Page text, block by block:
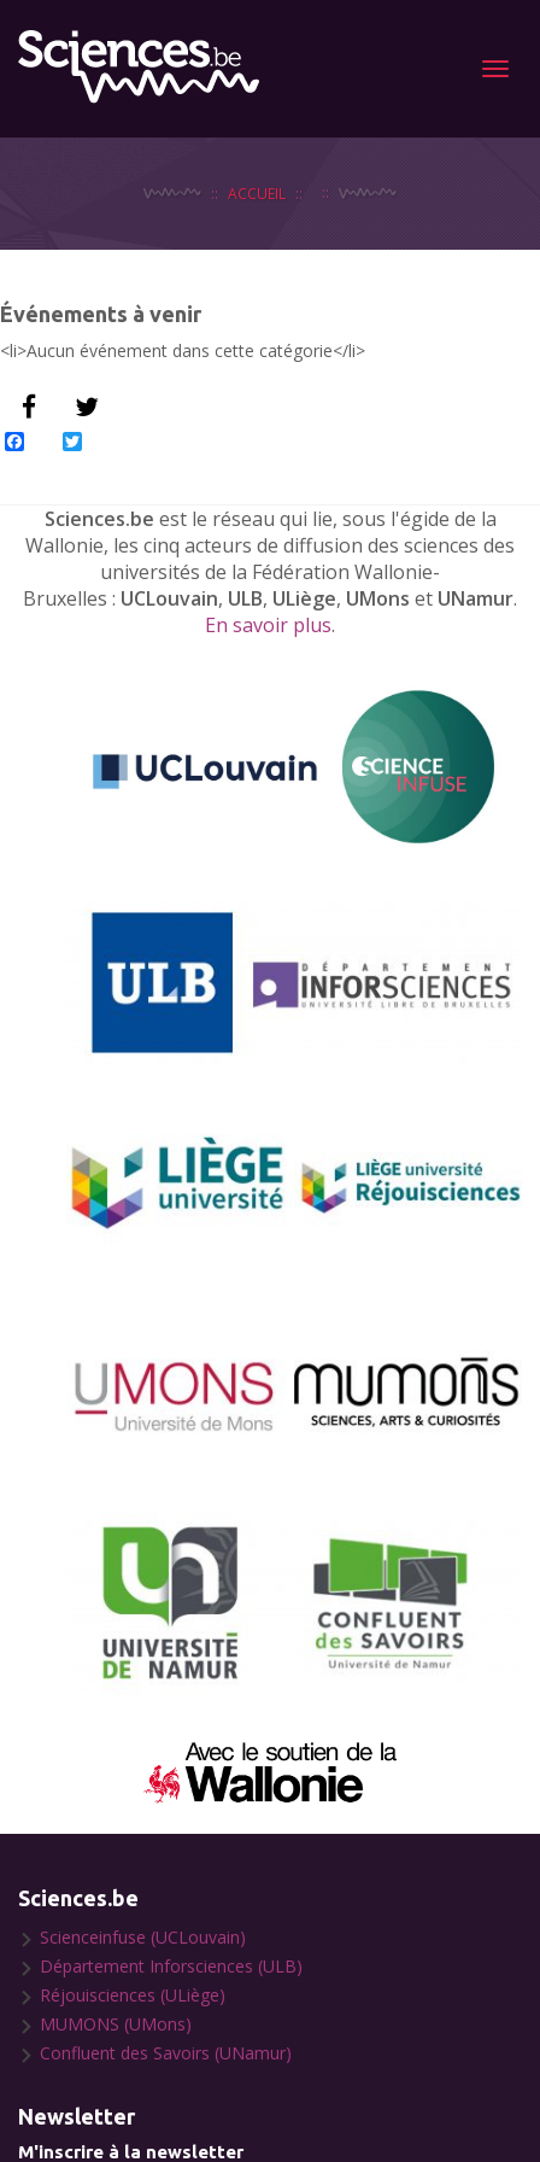
Menu
ACCUEIL
Événements à venir
<li>Aucun événement dans cette catégorie</li>
Facebook
Sciences.be est le réseau qui lie, sous l'égide de la
Wallonie, les cinq acteurs de diffusion des sciences des
universités de la Fédération Wallonie-
Bruxelles : UCLouvain, ULB, ULiège, UMons et UNamur.
En savoir plus.
Sciences.be
Scienceinfuse (UCLouvain)
Département Inforsciences (ULB)
Réjouisciences (ULiège)
MUMONS (UMons)
Confluent des Savoirs (UNamur)
Newsletter
M'inscrire à la newsletter